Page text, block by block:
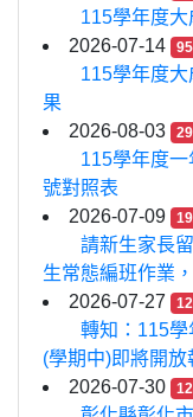
115學年度
2026-07-14
115學年度
果
2026-08-03
115學年度
號對照表
2026-07-09
請新生家長
生常態編班作業
2026-07-27
轉知：115
(學期中)即將開放
2026-07-30